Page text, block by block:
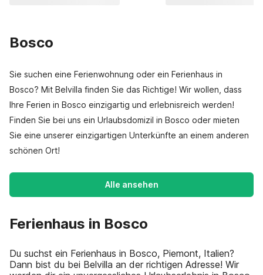
Bosco
Sie suchen eine Ferienwohnung oder ein Ferienhaus in
Bosco? Mit Belvilla finden Sie das Richtige! Wir wollen, dass
Ihre Ferien in Bosco einzigartig und erlebnisreich werden!
Finden Sie bei uns ein Urlaubsdomizil in Bosco oder mieten
Sie eine unserer einzigartigen Unterkünfte an einem anderen
schönen Ort!
Alle ansehen
Ferienhaus in Bosco
Du suchst ein Ferienhaus in Bosco, Piemont, Italien?
Dann bist du bei Belvilla an der richtigen Adresse! Wir